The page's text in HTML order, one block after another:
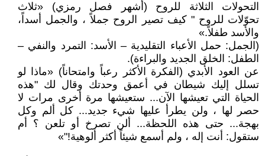
التحولات الثلاثة للروح (أشهر فصل رمزي) «ثلاث
تحوّلات للروح " كيف تصير الروح جملاً ، والجمل أسداً،
والأسد طفلاً.»
(الجمل: حمل الأعباء التقليدية – الأسد: التمرد والنفي –
الطفل: الخلق الجديد والبراءة).
عن العود الأبدي (الفكرة الأكثر رعباً وامتحاناً) «ماذا لو
تسلل إليك شيطان في أعمق وحدتك وقال لك "هذه
الحياة التي تعيشها الآن... ستعيشها مرة أخرى مرات لا
حصر لها ، ولن يطرأ عليها شيء جديد... كل ألم وكل
بهجة... حتى هذه اللحظة... ألن تصرخ أو تلعن ؟ أم
ستقول: أنت إله ، ولم أسمع شيئاً أكثر ألوهية!"»